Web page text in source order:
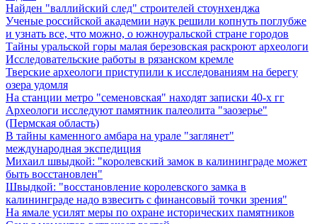
Найден "валлийский след" строителей стоунхенджа
Ученые российской академии наук решили копнуть поглубже
и узнать все, что можно, о южноуральской стране городов
Тайны уральской горы малая березовская раскроют археологи
Исследовательские работы в рязанском кремле
Тверские археологи приступили к исследованиям на берегу
озера удомля
На станции метро "семеновская" находят записки 40-х гг
Археологи исследуют памятник палеолита "заозерье"
(Пермская область)
В тайны каменного амбара на урале "заглянет"
международная экспедиция
Михаил швыдкой: "королевский замок в калининграде может
быть восстановлен"
Швыдкой: "восстановление королевского замка в
калининграде надо взвесить с финансовый точки зрения"
На ямале усилят меры по охране исторических памятников